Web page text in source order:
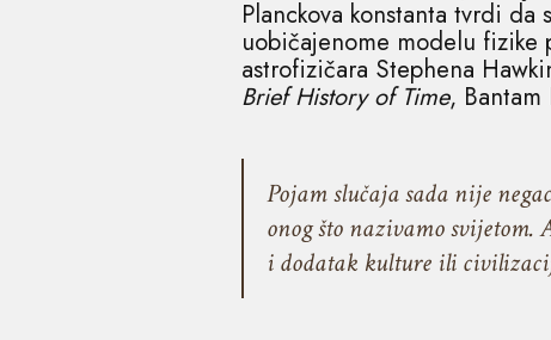
Planckova konstanta tvrdi
uobičajenome modelu fizike
astrofizičara Stephena
Brief History of Time, Bantam
Pojam slučaja sada nije
onog što nazivamo svijetom.
i dodatak kulture ili